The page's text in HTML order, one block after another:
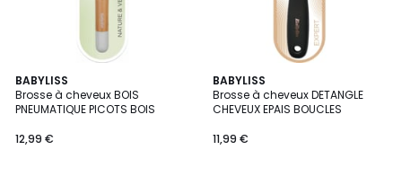
BABYLISS
Brosse à cheveux BOIS
PNEUMATIQUE PICOTS BOIS
12,99 €
BABYLISS
Brosse à cheveux DETANGLE
CHEVEUX EPAIS BOUCLES
11,99 €